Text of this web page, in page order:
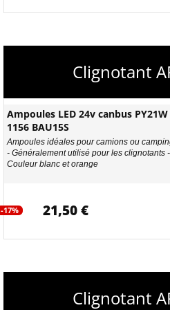
Clignotant
Ampoules LED 24v canbus PY21W
1156 BAU15S
Ampoules idéales pour camions ou
- Généralement utilisé pour les clignotants -
Couleur blanc et orange
-17% 21,50 €
Clignotant